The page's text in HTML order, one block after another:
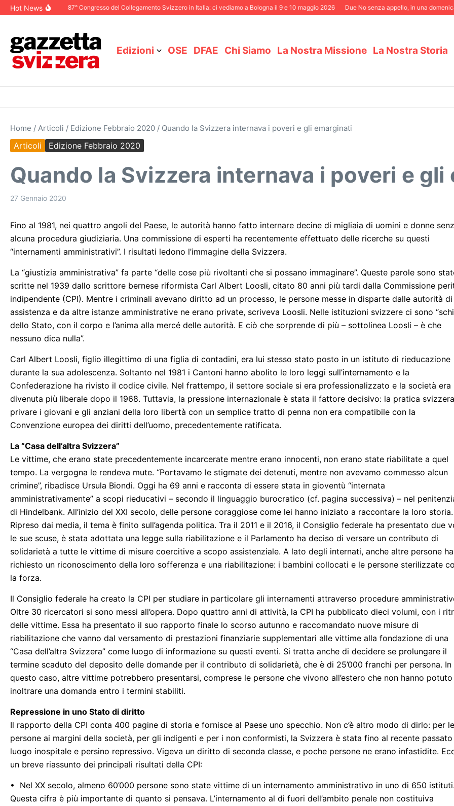
Salta al contenuto
Hot News
2025 87° Congresso del Collegamento Svizzero in Italia: ci vediamo a Bologna il 9 e 10 maggio 2026 Due No senza appello, in una domenica
Edizioni OSE DFAE Chi Siamo La Nostra Missione La Nostra Storia
Home / Articoli / Edizione Febbraio 2020 / Quando la Svizzera internava i poveri e gli emarginati
Articoli Edizione Febbraio 2020
Quando la Svizzera internava i poveri e gli
27 Gennaio 2020
Fino al 1981, nei quattro angoli del Paese, le autorità hanno fatto internare decine di migliaia di uomini e donne
alcuna procedura giudiziaria. Una commissione di esperti ha recentemente effettuato delle ricerche su questi
“internamenti amministrativi”. I risultati ledono l’immagine della Svizzera.
La “giustizia amministrativa” fa parte “delle cose più rivoltanti che si possano immaginare”. Queste parole sono
scritte nel 1939 dallo scrittore bernese riformista Carl Albert Loosli, citato 80 anni più tardi dalla Commissione
indipendente (CPI). Mentre i criminali avevano diritto ad un processo, le persone messe in disparte dalle autorità di
assistenza e da altre istanze amministrative ne erano private, scriveva Loosli. Nelle istituzioni svizzere ci sono
dello Stato, con il corpo e l’anima alla mercé delle autorità. E ciò che sorprende di più – sottolinea Loosli – è che
nessuno dica nulla”.
Carl Albert Loosli, figlio illegittimo di una figlia di contadini, era lui stesso stato posto in un istituto di rieducazione
durante la sua adolescenza. Soltanto nel 1981 i Cantoni hanno abolito le loro leggi sull’internamento e la
Confederazione ha rivisto il codice civile. Nel frattempo, il settore sociale si era professionalizzato e la società era
divenuta più liberale dopo il 1968. Tuttavia, la pressione internazionale è stata il fattore decisivo: la pratica
privare i giovani e gli anziani della loro libertà con un semplice tratto di penna non era compatibile con la
Convenzione europea dei diritti dell’uomo, precedentemente ratificata.
La “Casa dell’altra Svizzera”
Le vittime, che erano state precedentemente incarcerate mentre erano innocenti, non erano state riabilitate a quel
tempo. La vergogna le rendeva mute. “Portavamo le stigmate dei detenuti, mentre non avevamo commesso alcun
crimine”, ribadisce Ursula Biondi. Oggi ha 69 anni e racconta di essere stata in gioventù “internata
amministrativamente” a scopi rieducativi – secondo il linguaggio burocratico (cf. pagina successiva) – nel
di Hindelbank. All’inizio del XXI secolo, delle persone coraggiose come lei hanno iniziato a raccontare la loro storia.
Ripreso dai media, il tema è finito sull’agenda politica. Tra il 2011 e il 2016, il Consiglio federale ha presentato due
le sue scuse, è stata adottata una legge sulla riabilitazione e il Parlamento ha deciso di versare un contributo di
solidarietà a tutte le vittime di misure coercitive a scopo assistenziale. A lato degli internati, anche altre persone
richiesto un riconoscimento della loro sofferenza e una riabilitazione: i bambini collocati e le persone sterilizzate
la forza.
Il Consiglio federale ha creato la CPI per studiare in particolare gli internamenti attraverso procedure
Oltre 30 ricercatori si sono messi all’opera. Dopo quattro anni di attività, la CPI ha pubblicato dieci volumi, con i
delle vittime. Essa ha presentato il suo rapporto finale lo scorso autunno e raccomandato nuove misure di
riabilitazione che vanno dal versamento di prestazioni finanziarie supplementari alle vittime alla fondazione di una
“Casa dell’altra Svizzera” come luogo di informazione su questi eventi. Si tratta anche di decidere se prolungare il
termine scaduto del deposito delle domande per il contributo di solidarietà, che è di 25’000 franchi per persona. In
questo caso, altre vittime potrebbero presentarsi, comprese le persone che vivono all’estero che non hanno potuto
inoltrare una domanda entro i termini stabiliti.
Repressione in uno Stato di diritto
Il rapporto della CPI conta 400 pagine di storia e fornisce al Paese uno specchio. Non c’è altro modo di dirlo: per le
persone ai margini della società, per gli indigenti e per i non conformisti, la Svizzera è stata fino al recente passato
luogo inospitale e persino repressivo. Vigeva un diritto di seconda classe, e poche persone ne erano infastidite.
un breve riassunto dei principali risultati della CPI:
• Nel XX secolo, almeno 60’000 persone sono state vittime di un internamento amministrativo in uno di 650 istituti.
Questa cifra è più importante di quanto si pensava. L’internamento al di fuori dell’ambito penale non costituiva